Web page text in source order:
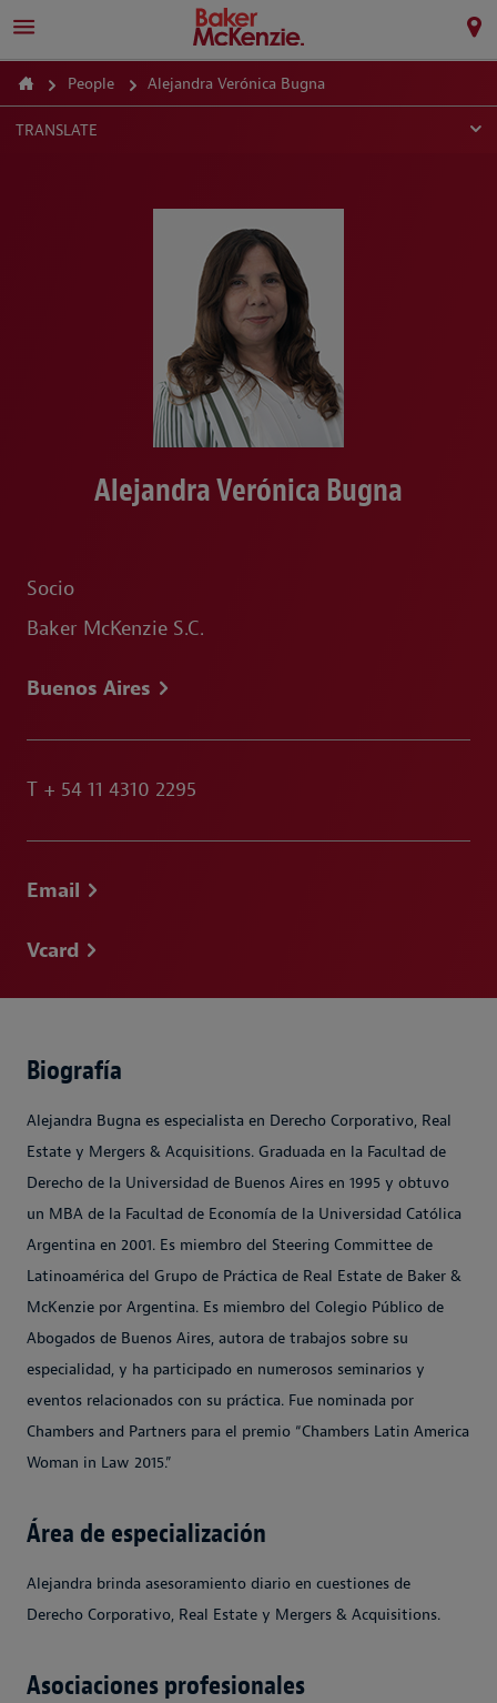
People Alejandra Verónica Bugna
TRANSLATE
Alejandra Verónica Bugna
Socio
Baker McKenzie S.C.
Buenos Aires
T + 54 11 4310 2295
Email
Vcard
Biografía
Alejandra Bugna es especialista en Derecho Corporativo, Real
Estate y Mergers & Acquisitions. Graduada en la Facultad de
Derecho de la Universidad de Buenos Aires en 1995 y obtuvo
un MBA de la Facultad de Economía de la Universidad Católica
Argentina en 2001. Es miembro del Steering Committee de
Latinoamérica del Grupo de Práctica de Real Estate de Baker &
McKenzie por Argentina. Es miembro del Colegio Público de
Abogados de Buenos Aires, autora de trabajos sobre su
especialidad, y ha participado en numerosos seminarios y
eventos relacionados con su práctica. Fue nominada por
Chambers and Partners para el premio “Chambers Latin America
Woman in Law 2015.”
Área de especialización
Alejandra brinda asesoramiento diario en cuestiones de
Derecho Corporativo, Real Estate y Mergers & Acquisitions.
Asociaciones profesionales